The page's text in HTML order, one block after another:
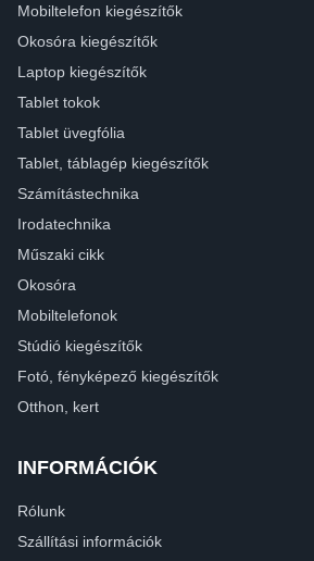
Mobiltelefon kiegészítők
Okosóra kiegészítők
Laptop kiegészítők
Tablet tokok
Tablet üvegfólia
Tablet, táblagép kiegészítők
Számítástechnika
Irodatechnika
Műszaki cikk
Okosóra
Mobiltelefonok
Stúdió kiegészítők
Fotó, fényképező kiegészítők
Otthon, kert
INFORMÁCIÓK
Rólunk
Szállítási információk